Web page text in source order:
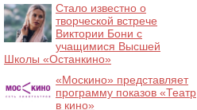
Стало известно о
творческой встрече
Виктории Бони с
учащимися Высшей
Школы «Останкино»
«Москино» представляет
программу показов «Театр
в кино»